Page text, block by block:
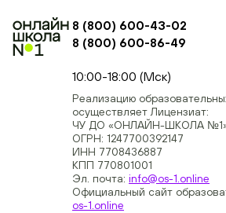
8 (800) 600-43-02
8 (800) 600-86-49
10:00-18:00 (Мск)
Реализацию
осуществляет Лицензиат:
ЧУ ДО «ОНЛАЙН-ШКОЛА
ОГРН: 1247700392147
ИНН 7708436887
КПП 770801001
Эл. почта: info@os-1.online
Официальный сайт
os-1.online